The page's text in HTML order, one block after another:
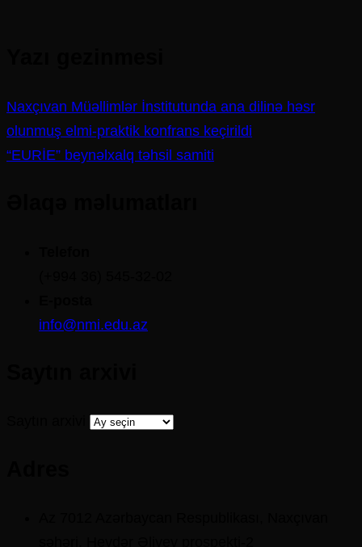
Naxçıvan Müəllimlər İnstitutunda ana dilinə həsr
olunmuş elmi-praktik konfrans keçirildi
“EURİE” beynəlxalq təhsil samiti
info@nmi.edu.az